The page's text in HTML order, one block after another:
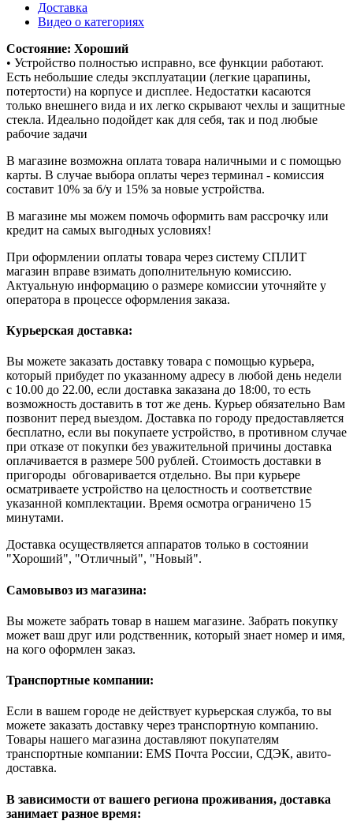
Доставка
Видео о категориях
Состояние: Хороший
• Устройство полностью исправно, все функции работают.
Есть небольшие следы эксплуатации (легкие царапины,
потертости) на корпусе и дисплее. Недостатки касаются
только внешнего вида и их легко скрывают чехлы и защитные
стекла. Идеально подойдет как для себя, так и под любые
рабочие задачи
В магазине возможна оплата товара наличными и с помощью
карты. В случае выбора оплаты через терминал - комиссия
составит 10% за б/у и 15% за новые устройства.
В магазине мы можем помочь оформить вам рассрочку или
кредит на самых выгодных условиях!
При оформлении оплаты товара через систему СПЛИТ
магазин вправе взимать дополнительную комиссию.
Актуальную информацию о размере комиссии уточняйте у
оператора в процессе оформления заказа.
Курьерская доставка:
Вы можете заказать доставку товара с помощью курьера,
который прибудет по указанному адресу в любой день недели
с 10.00 до 22.00, если доставка заказана до 18:00, то есть
возможность доставить в тот же день. Курьер обязательно Вам
позвонит перед выездом. Доставка по городу предоставляется
бесплатно, если вы покупаете устройство, в противном случае
при отказе от покупки без уважительной причины доставка
оплачивается в размере 500 рублей. Стоимость доставки в
пригороды обговаривается отдельно. Вы при курьере
осматриваете устройство на целостность и соответствие
указанной комплектации. Время осмотра ограничено 15
минутами.
Доставка осуществляется аппаратов только в состоянии
"Хороший", "Отличный", "Новый".
Самовывоз из магазина:
Вы можете забрать товар в нашем магазине. Забрать покупку
может ваш друг или родственник, который знает номер и имя,
на кого оформлен заказ.
Транспортные компании:
Если в вашем городе не действует курьерская служба, то вы
можете заказать доставку через транспортную компанию.
Товары нашего магазина доставляют покупателям
транспортные компании: EMS Почта России, СДЭК, авито-
доставка.
В зависимости от вашего региона проживания, доставка
занимает разное время: